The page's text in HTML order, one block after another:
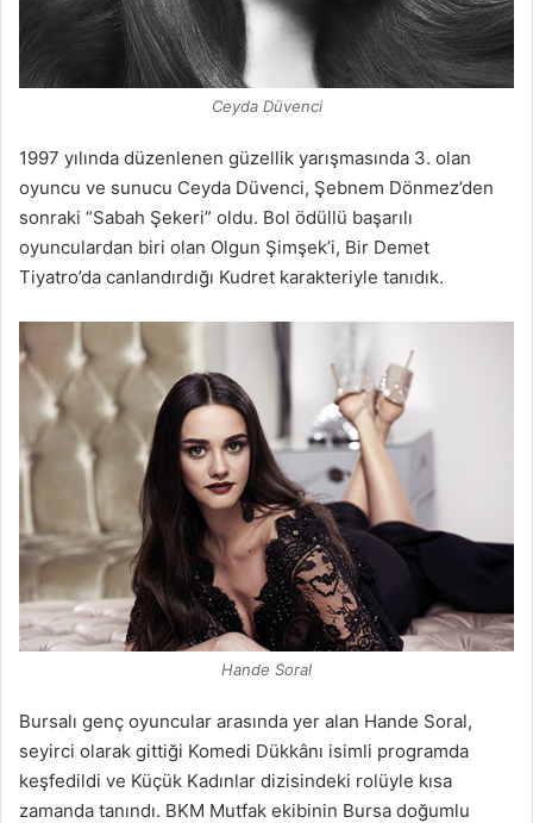
Ceyda Düvenci
1997 yılında düzenlenen güzellik yarışmasında 3. olan
oyuncu ve sunucu Ceyda Düvenci, Şebnem Dönmez’den
sonraki “Sabah Şekeri” oldu. Bol ödüllü başarılı
oyunculardan biri olan Olgun Şimşek’i, Bir Demet
Tiyatro’da canlandırdığı Kudret karakteriyle tanıdık.
Hande Soral
Bursalı genç oyuncular arasında yer alan Hande Soral,
seyirci olarak gittiği Komedi Dükkânı isimli programda
keşfedildi ve Küçük Kadınlar dizisindeki rolüyle kısa
zamanda tanındı. BKM Mutfak ekibinin Bursa doğumlu